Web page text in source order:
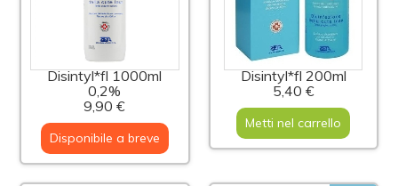
Disintyl*fl 1000ml
0,2%
9,90 €
Disponibile a breve
Disintyl*fl 200ml
5,40 €
Metti nel carrello